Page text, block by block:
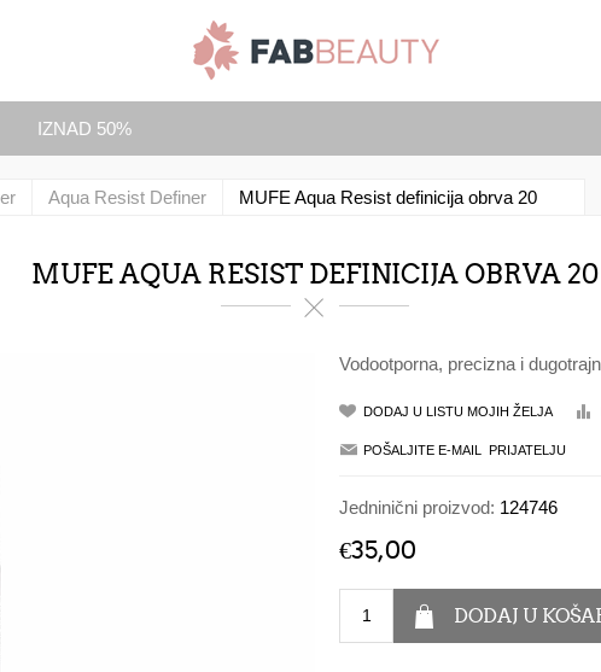
IZNAD 50%
Aqua Resist Definer MUFE Aqua Resist definicija obrva 20
MUFE AQUA RESIST DEFINICIJA OBRVA 20
Vodootporna, precizna i
Jedninični proizvod: 124746
€35,00